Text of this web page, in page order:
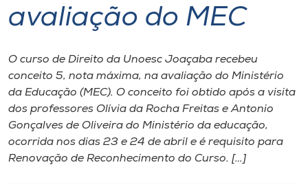
Portal de Ensino
A
Internacionalização
I.nova
avaliação do MEC
O curso de Direito da Unoesc Joaçaba recebeu
conceito 5, nota máxima, na avaliação do Ministério
da Educação (MEC). O conceito foi obtido após a visita
dos professores Olívia da Rocha Freitas e Antonio
Gonçalves de Oliveira do Ministério da educação,
ocorrida nos dias 23 e 24 de abril e é requisito para
Renovação de Reconhecimento do Curso. […]